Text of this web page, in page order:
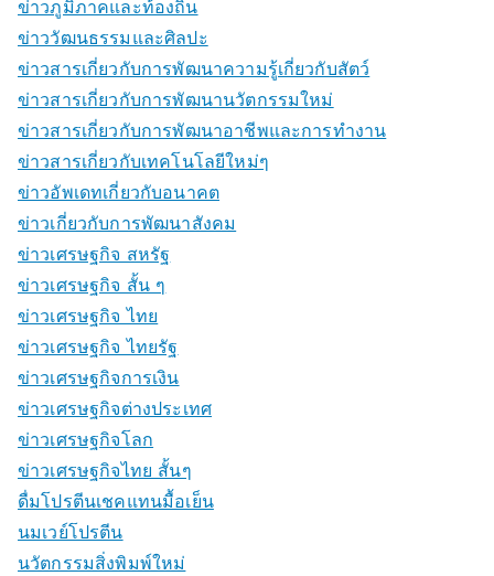
ข่าวภูมิภาคและท้องถิ่น
ข่าววัฒนธรรมและศิลปะ
ข่าวสารเกี่ยวกับการพัฒนาความรู้เกี่ยวกับสัตว์
ข่าวสารเกี่ยวกับการพัฒนานวัตกรรมใหม่
ข่าวสารเกี่ยวกับการพัฒนาอาชีพและการทำงาน
ข่าวสารเกี่ยวกับเทคโนโลยีใหม่ๆ
ข่าวอัพเดทเกี่ยวกับอนาคต
ข่าวเกี่ยวกับการพัฒนาสังคม
ข่าวเศรษฐกิจ สหรัฐ
ข่าวเศรษฐกิจ สั้น ๆ
ข่าวเศรษฐกิจ ไทย
ข่าวเศรษฐกิจ ไทยรัฐ
ข่าวเศรษฐกิจการเงิน
ข่าวเศรษฐกิจต่างประเทศ
ข่าวเศรษฐกิจโลก
ข่าวเศรษฐกิจไทย สั้นๆ
ดื่มโปรตีนเชคแทนมื้อเย็น
นมเวย์โปรตีน
นวัตกรรมสิ่งพิมพ์ใหม่